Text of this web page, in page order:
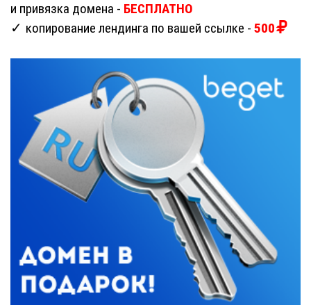
и привязка домена - БЕСПЛАТНО
копирование лендинга по вашей ссылке - 500